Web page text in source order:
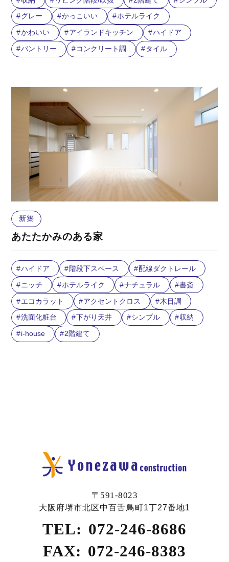
グレー
かっこいい
ホテルライク
かわいい
アイランドキッチン
ハイドア
バントリー
コンクリート調 タイル
新築
あたたかみのある家
ハイドア 階段下スペース
配線ダクトレール
ニッチ
ホテルライク ナチュラル
書斎
エコカラット
アクセントクロス
木目調
洗面化粧台
下がり天井 シンプル
収納
i-house
2階建て
〒591-8023
大阪府堺市北区中百舌鳥町1丁27番地1
TEL: 072-246-8686
FAX: 072-246-8383